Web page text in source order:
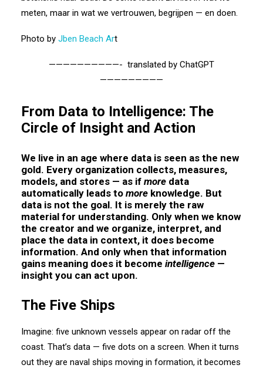
meten, maar in wat we vertrouwen, begrijpen — en doen.
Photo by Jben Beach Art
——————————- translated by ChatGPT
—————————
From Data to Intelligence: The
Circle of Insight and Action
We live in an age where data is seen as the new
gold. Every organization collects, measures,
models, and stores — as if more data
automatically leads to more knowledge. But
data is not the goal. It is merely the raw
material for understanding. Only when we know
the creator and we organize, interpret, and
place the data in context, it does become
information. And only when that information
gains meaning does it become intelligence —
insight you can act upon.
The Five Ships
Imagine: five unknown vessels appear on radar off the
coast. That’s data — five dots on a screen. When it turns
out they are naval ships moving in formation, it becomes